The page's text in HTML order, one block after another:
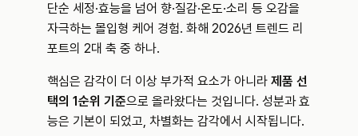
단순 세정·효능을 넘어 향·질감·온도·소리 등 오감을
자극하는 몰입형 케어 경험. 화해 2026년 트렌드 리
포트의 2대 축 중 하나.
핵심은 감각이 더 이상 부가적 요소가 아니라 제품 선
택의 1순위 기준으로 올라왔다는 것입니다. 성분과 효
능은 기본이 되었고, 차별화는 감각에서 시작됩니다.